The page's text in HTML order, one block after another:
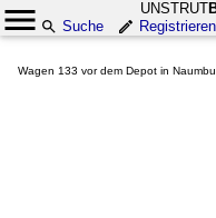
UNSTRUT
Suche
Registrieren
Wagen 133 vor dem Depot in